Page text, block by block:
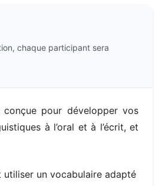
chaque participant sera
pour développer vos
à l’oral et à l’écrit, et
utiliser un vocabulaire adapté